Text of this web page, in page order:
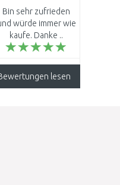
Kunststoffgerätehaus,
256,5 x 331,5 x 243
cm 17197917
Bin sehr zufrieden
würde immer wie
kaufe. Danke ..
lesen